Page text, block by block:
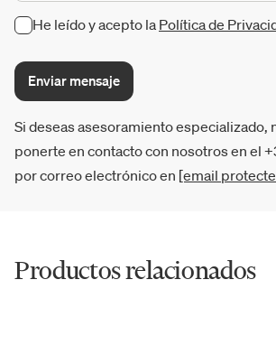
He leído y acepto la Política de
Enviar mensaje
Si deseas asesoramiento especializado,
ponerte en contacto con nosotros en el
por correo electrónico en [email
Productos relacionados